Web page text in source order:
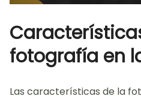
fotografía en
Las características de la